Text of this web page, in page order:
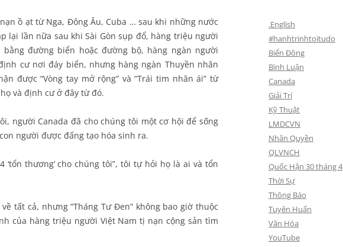
ồ ạt từ Nga, Đông Âu, Cuba … sau khi những nước
lại lần nữa sau khi Sài Gòn sụp đổ, hàng triệu người
đường biển hoặc đường bộ, hàng ngàn người
cư nơi đáy biển, nhưng hàng ngàn Thuyền nhân
được “Vòng tay mở rộng” và “Trái tim nhân ái” từ
và định cư ở đây từ đó.
người Canada đã cho chúng tôi một cơ hội để sống
người được đấng tạo hóa sinh ra.
thương’ cho chúng tôi”, tôi tự hỏi họ là ai và tổn
tất cả, nhưng “Tháng Tư Ðen” không bao giờ thuộc
của hàng triệu người Việt Nam tị nạn cộng sản tìm
.English
#hanhtrinhtoitudo
Biển Đông
Bình Luận
Canada
Giải Trí
Kỹ Thuật
LMDCVN
Nhân Quyền
QLVNCH
Quốc Hận 30 tháng 4
Thời Sự
Thông Báo
Tuyên Huấn
Văn Hóa
YouTube